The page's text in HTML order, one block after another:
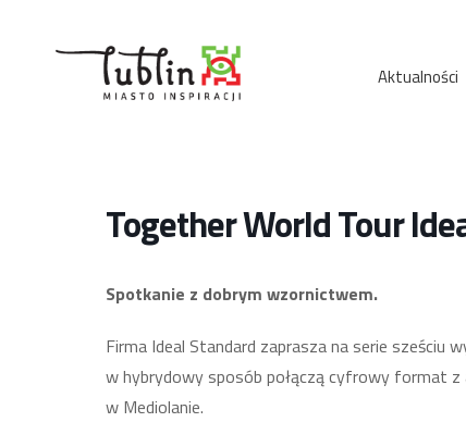
Aktualności
Together World Tour
Spotkanie z dobrym wzornictwem.
Firma Ideal Standard zaprasza na serie sześciu
w hybrydowy sposób połączą cyfrowy format
w Mediolanie.